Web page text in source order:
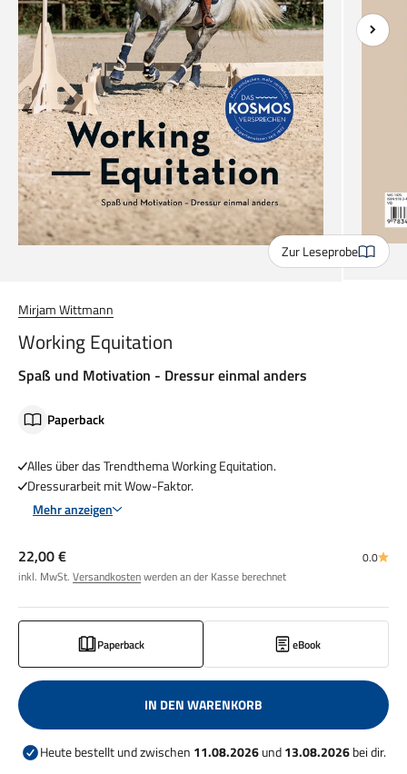
Zur Leseprobe
Mirjam Wittmann
Working Equitation
Spaß und Motivation - Dressur einmal anders
Paperback
Alles über das Trendthema Working Equitation.
Dressurarbeit mit Wow-Faktor.
Mehr anzeigen
Angebot
22,00 €
inkl. MwSt. Versandkostenwerden an der Kasse berechnet
0.0
Paperback eBook
IN DEN WARENKORB
Heute bestellt und zwischen 11.08.2026und13.08.2026bei dir.